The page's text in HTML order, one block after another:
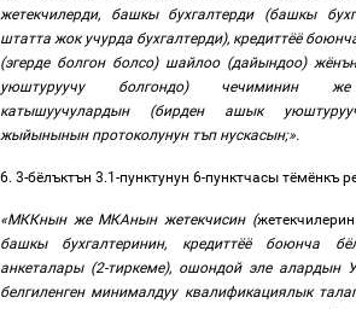
жетекчилерди, башкы бухгалтерди (башкы
штатта жок учурда бухгалтерди), кредиттёё
(эгерде болгон болсо) шайлоо (дайындоо)
уюштуруучу болгондо) чечиминин же
катышуучулардын (бирден ашык
жыйынынын протоколунун тъп нускасын;».
6. 3-бёлъктън 3.1-пунктунун 6-пунктчасы тёмёнкъ
«МККнын же МКАнын жетекчисин(
башкы бухгалтеринин, кредиттёё боюнча
анкеталары (2-тиркеме), ошондой эле алардын
белгиленген минималдуу квалификациялык